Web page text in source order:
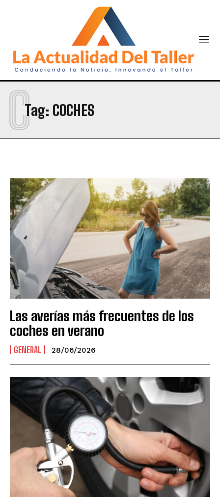
Tag: COCHES
C
Las averías más frecuentes de los
coches en verano
GENERAL 28/06/2026